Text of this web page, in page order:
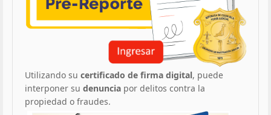
Utilizando su certificado de firma digital, puede
interponer su denuncia por delitos contra la
propiedad o fraudes.